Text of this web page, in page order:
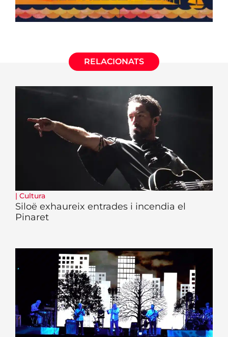
RELACIONATS
| Cultura
Siloë exhaureix entrades i incendia el
Pinaret